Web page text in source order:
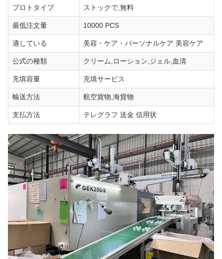
プロトタイプ ストックで,無料
最低注文量 10000 PCS
適している 美容・ケア・パーソナルケア 美容ケア
公式の種類 クリーム,ローション,ジェル,血清
充填容量 充填サービス
輸送方法 航空貨物,海貨物
支払方法 テレグラフ 送金 信用状